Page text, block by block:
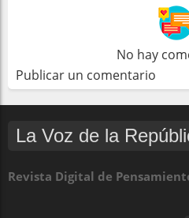
No hay
Publicar un comentario
La Voz de la
Revista Digital de